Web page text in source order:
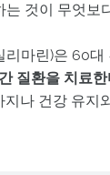
것이 무엇보
리마린)은 60
질환을 치료
나 건강 유지